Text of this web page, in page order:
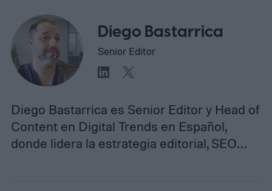
Diego Bastarrica
Senior Editor
Diego Bastarrica es Senior Editor y Head of
Content en Digital Trends en Español,
donde lidera la estrategia editorial, SEO…